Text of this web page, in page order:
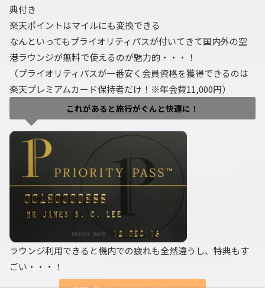
典付き
楽天ポイントはマイルにも変換できる
なんといってもプライオリティパスが付いてきて国内外の空
港ラウンジが無料で使えるのが魅力的・・・！
（プライオリティパスが一番安く会員資格を獲得できるのは
楽天プレミアムカード保持者だけ！※年会費11,000円）
これがあると旅行がぐんと快適に！
ラウンジ利用できると機内での疲れも全然違うし、特典もす
ごい・・・！